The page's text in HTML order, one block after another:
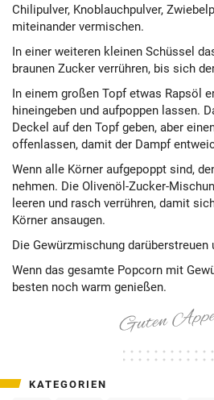
Chilipulver, Knoblauchpulver,
miteinander vermischen.
In einer weiteren kleinen Schüssel
braunen Zucker verrühren, bis sich
In einem großen Topf etwas Rapsöl
hineingeben und aufpoppen lassen.
Deckel auf den Topf geben, aber
offenlassen, damit der Dampf
Wenn alle Körner aufgepoppt sind,
nehmen. Die Olivenöl-Zucker-
leeren und rasch verrühren, damit
Körner ansaugen.
Die Gewürzmischung darüberstreuen
Wenn das gesamte Popcorn mit
besten noch warm genießen.
KATEGORIEN